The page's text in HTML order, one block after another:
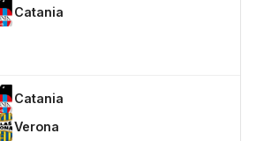
Catania
Catania
Verona